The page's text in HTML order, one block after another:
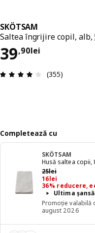
SKÖTSAM
Saltea îngrijire copil, alb,
39,90lei
Preț 39,90lei
Prezentare
(355)
Completează cu
SKÖTSAM
Husă saltea copii,
25lei
Preț anterior 25lei
16lei
Preț 16lei
36% reducere,
Ultima
Promoție valabilă
august 2026